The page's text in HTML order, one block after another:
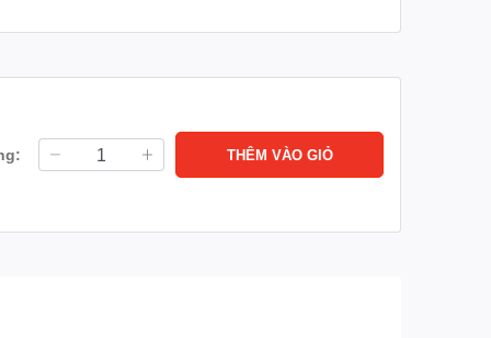
Lấy nước bên ngoài
Kích thước tủ
Cao 178.5 cm - Rộng 70
cm - Sâu 67.2 cm - Nặng
THÊM VÀO GIỎ